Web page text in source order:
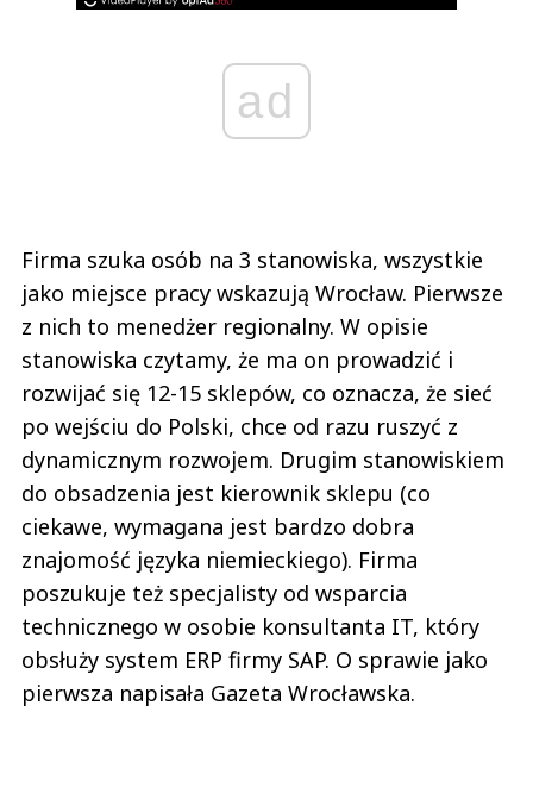
ad
Firma szuka osób na 3 stanowiska, wszystkie
jako miejsce pracy wskazują Wrocław. Pierwsze
z nich to menedżer regionalny. W opisie
stanowiska czytamy, że ma on prowadzić i
rozwijać się 12-15 sklepów, co oznacza, że sieć
po wejściu do Polski, chce od razu ruszyć z
dynamicznym rozwojem. Drugim stanowiskiem
do obsadzenia jest kierownik sklepu (co
ciekawe, wymagana jest bardzo dobra
znajomość języka niemieckiego). Firma
poszukuje też specjalisty od wsparcia
technicznego w osobie konsultanta IT, który
obsłuży system ERP firmy SAP. O sprawie jako
pierwsza napisała Gazeta Wrocławska.